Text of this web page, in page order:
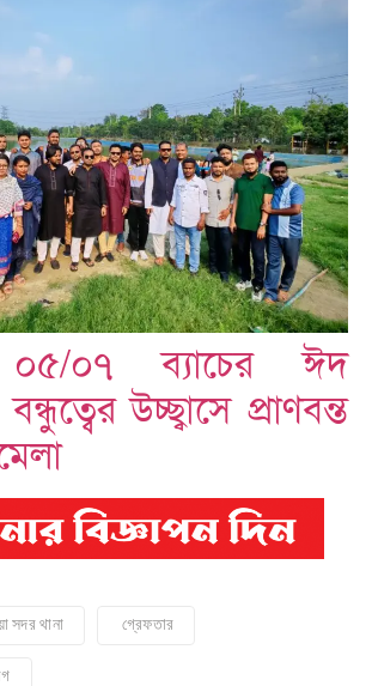
০৫/০৭ ব্যাচের ঈদ
উচ্ছ্বাসে প্রাণবন্ত
সদর থানা গ্রেফতার